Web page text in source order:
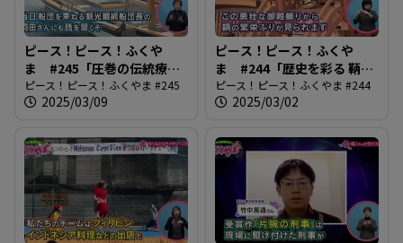
ピース！ピース！ふくや
ま #245「圧巻の伝統療法
鞆の浦観光鯛網」
ピース！ピース！ふくやま #245
2025/03/09
ピース！ピース！ふくや
ま #244「歴史を彩る 鞆・
町並ひな祭」
ピース！ピース！ふくやま #244
2025/03/02